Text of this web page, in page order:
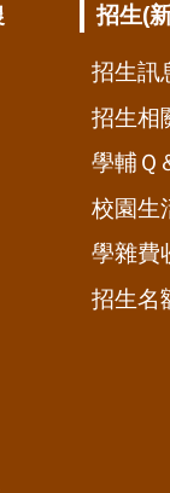
招生(
招生訊
招生相
學輔Ｑ
校園生
學雜費
招生名